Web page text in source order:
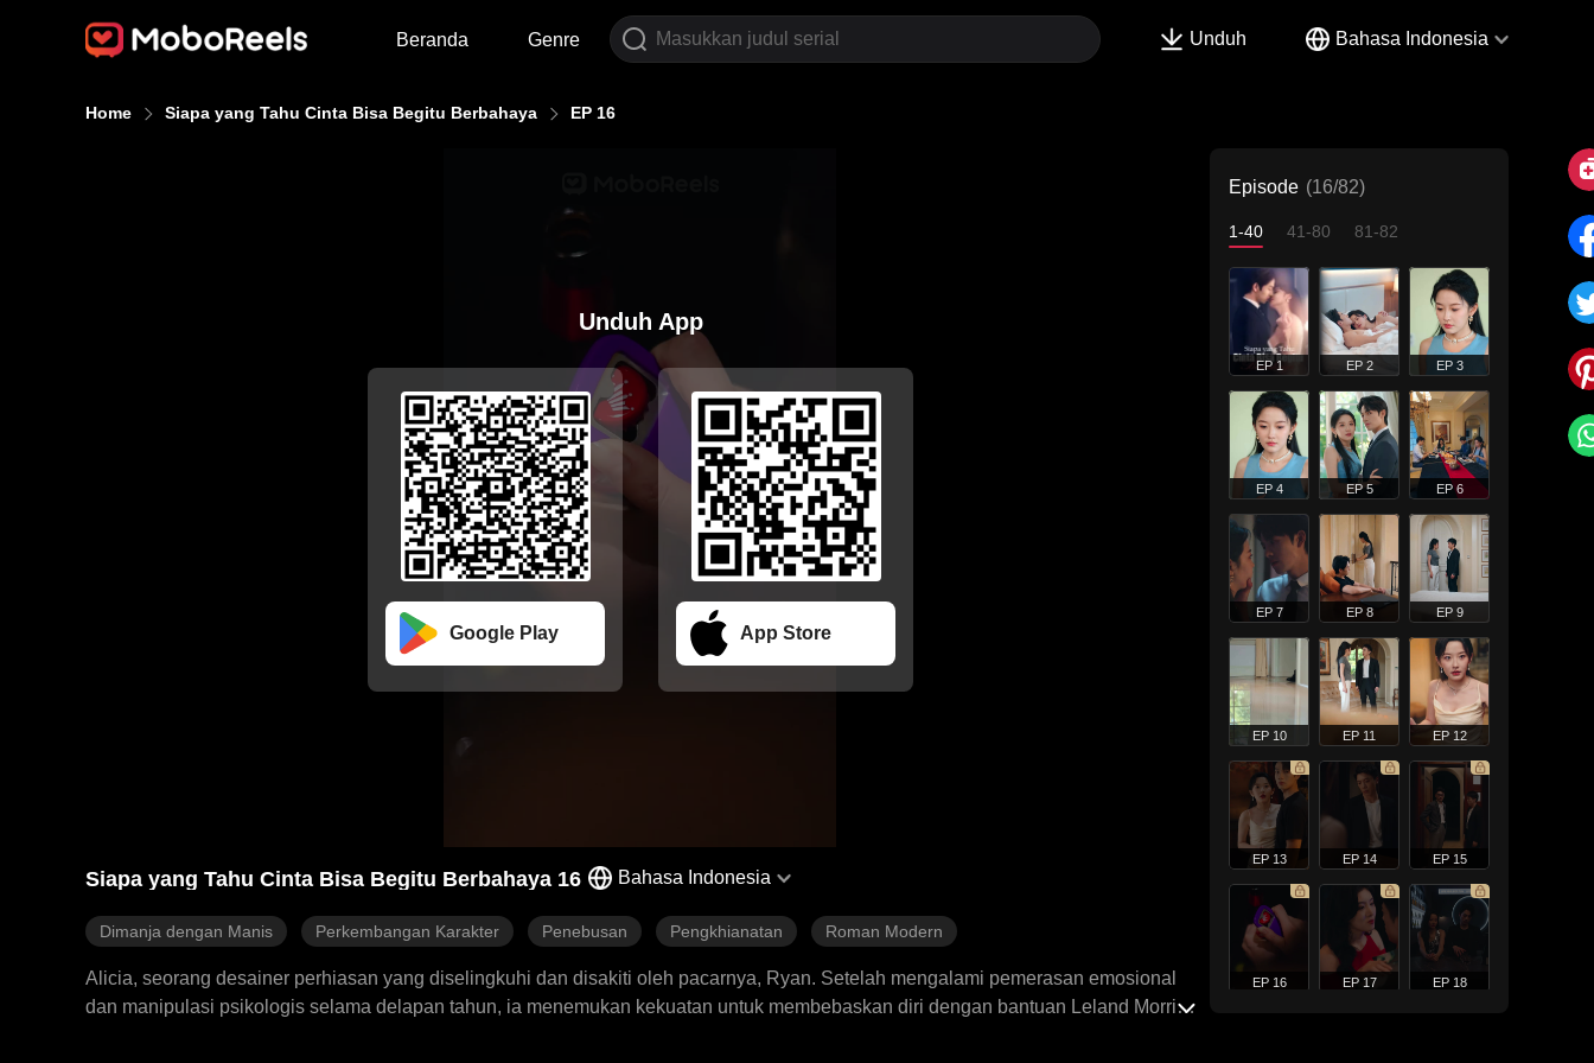
Beranda Genre Unduh Bahasa Indonesia
Home Siapa yang Tahu Cinta Bisa Begitu Berbahaya EP 16
Unduh App
Google Play App Store
Siapa yang Tahu Cinta Bisa Begitu Berbahaya 16 Bahasa Indonesia
Dimanja dengan Manis Perkembangan Karakter Penebusan Pengkhianatan Roman Modern
Alicia, seorang desainer perhiasan yang diselingkuhi dan disakiti oleh pacarnya, Ryan. Setelah mengalami pemerasan emosional
dan manipulasi psikologis selama delapan tahun, ia menemukan kekuatan untuk membebaskan diri dengan bantuan Leland Morris,
Episode (16/82)
1-40 41-80 81-82
EP 1 EP 2 EP 3
EP 4 EP 5 EP 6
EP 7 EP 8 EP 9
EP 10 EP 11 EP 12
EP 13 EP 14 EP 15
EP 16 EP 17 EP 18